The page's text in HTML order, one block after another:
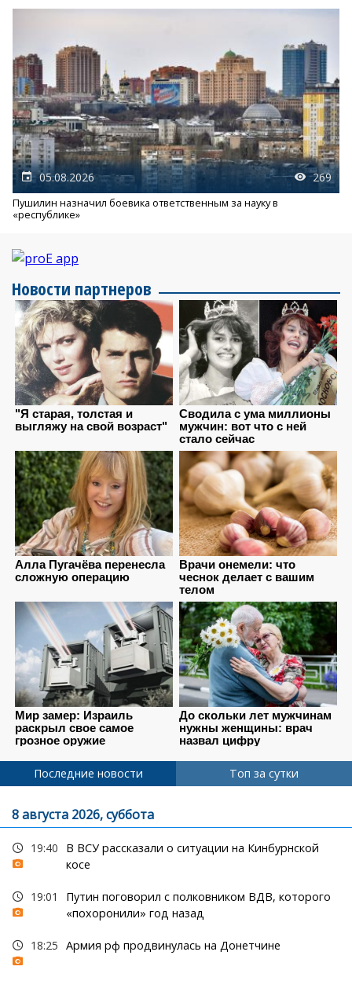
05.08.2026 269
Пушилин назначил боевика ответственным за науку в
«республике»
Новости партнеров
Последние новости Топ за сутки
8 августа 2026, суббота
19:40
В ВСУ рассказали о ситуации на Кинбурнской
косе
19:01
Путин поговорил с полковником ВДВ, которого
«похоронили» год назад
18:25 Армия рф продвинулась на Донетчине